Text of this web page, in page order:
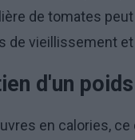
de tomates
de vieillissement
d'un
en calories,